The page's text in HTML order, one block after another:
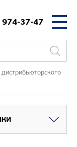
37-47